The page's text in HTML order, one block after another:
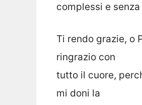
complessi e
Ti rendo grazie, o
ringrazio con
tutto il cuore,
mi doni la